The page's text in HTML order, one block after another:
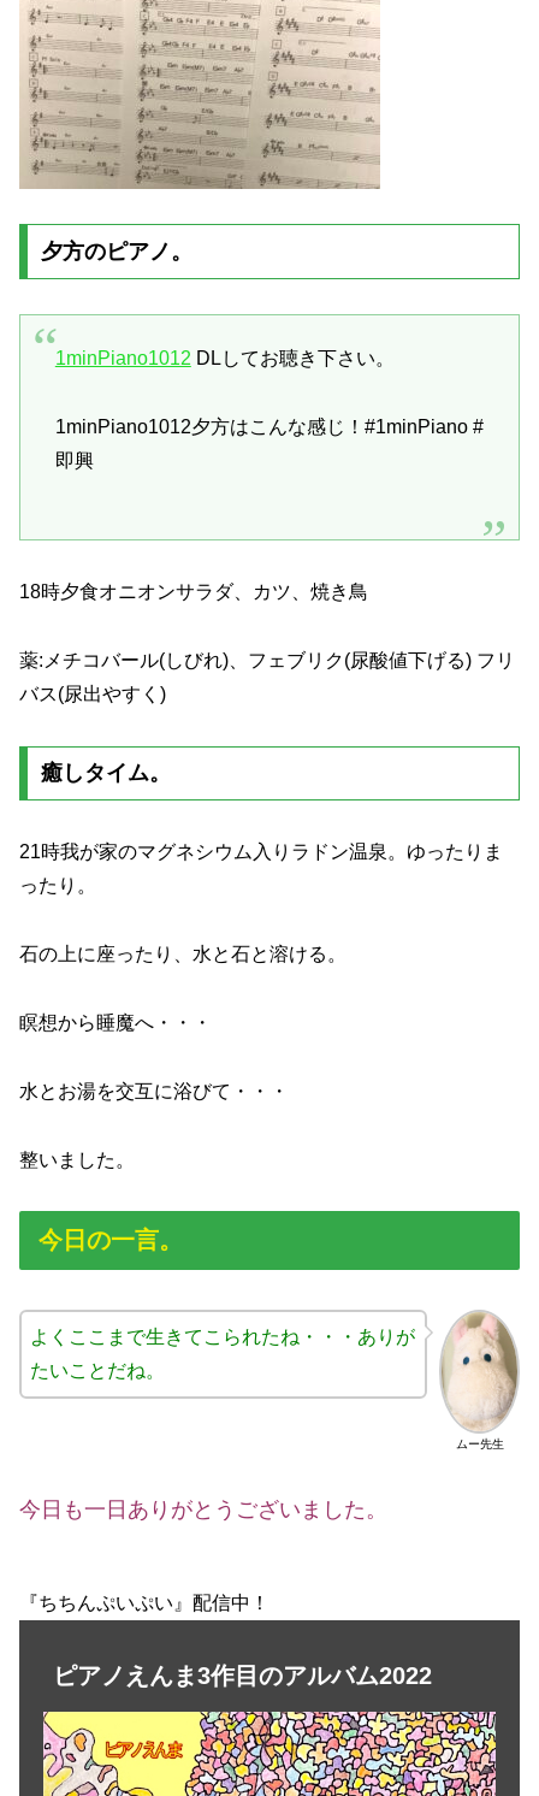
夕方のピアノ。
1minPiano1012 DLしてお聴き下さい。
1minPiano1012夕方はこんな感じ！ #1minPiano #
即興
18時夕食オニオンサラダ、カツ、焼き鳥
薬:メチコバール(しびれ)、フェブリク(尿酸値下げる) フリ
バス(尿出やすく)
癒しタイム。
21時我が家のマグネシウム入りラドン温泉。ゆったりま
ったり。
石の上に座ったり、水と石と溶ける。
瞑想から睡魔へ・・・
水とお湯を交互に浴びて・・・
整いました。
今日の一言。
ムー先生
よくここまで生きてこられたね・・・ありが
たいことだね。
今日も一日ありがとうございました。
『ちちんぷいぷい』配信中！
ピアノえんま3作目のアルバム2022